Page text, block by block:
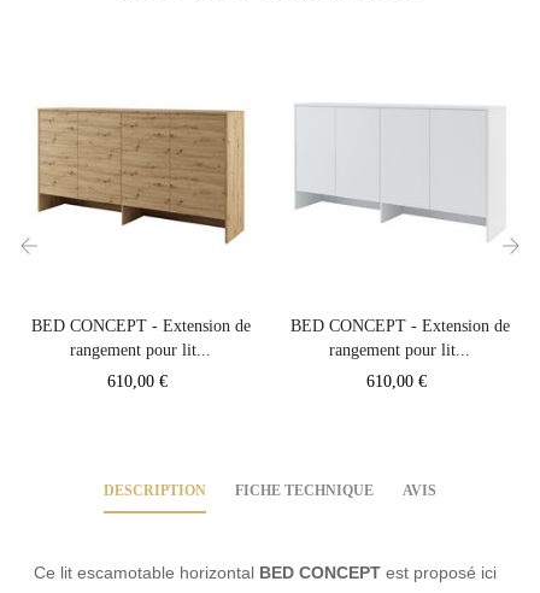
BED CONCEPT - Extension de
rangement pour lit...
Prix
610,00 €
BED CONCEPT - Extension de
rangement pour lit...
Prix
610,00 €
DESCRIPTION FICHE TECHNIQUE AVIS
Ce lit escamotable horizontal BED CONCEPT est proposé ici